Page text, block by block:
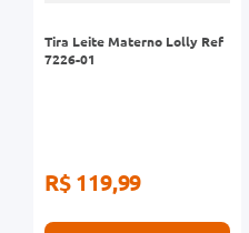
Tira Leite Materno Lolly Ref
7226-01
R$ 119,99